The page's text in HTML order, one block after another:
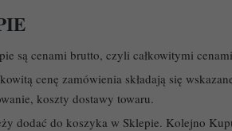
są cenami brutto, czyli całkowitymi
cenę zamówienia składają się
koszty dostawy towaru.
dodać do koszyka w Sklepie. Kolejno